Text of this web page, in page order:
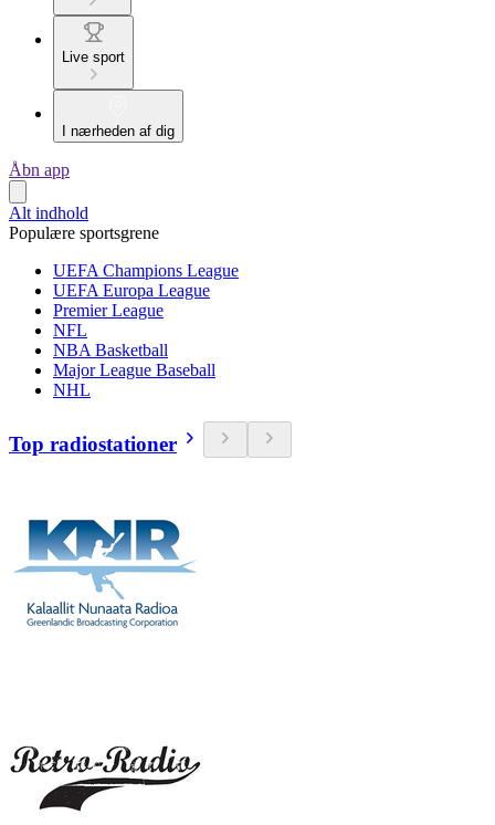
Live sport
I nærheden af dig
Åbn app
Alt indhold
Populære sportsgrene
UEFA Champions League
UEFA Europa League
Premier League
NFL
NBA Basketball
Major League Baseball
NHL
Top radiostationer